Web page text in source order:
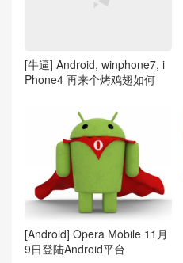
[牛逼] Android, winphone7, i
Phone4 再来个烤鸡翅如何
[Android] Opera Mobile 11月
9日登陆Android平台